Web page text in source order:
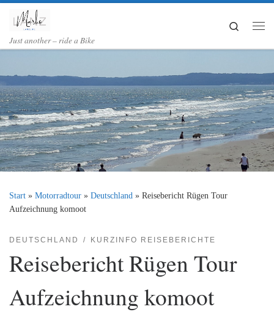
Zum Inhalt springen
Just another – ride a Bike
Search
Start » Motorradtour » Deutschland » Reisebericht Rügen Tour
Aufzeichnung komoot
DEUTSCHLAND KURZINFO REISEBERICHTE
Reisebericht Rügen Tour
Aufzeichnung komoot